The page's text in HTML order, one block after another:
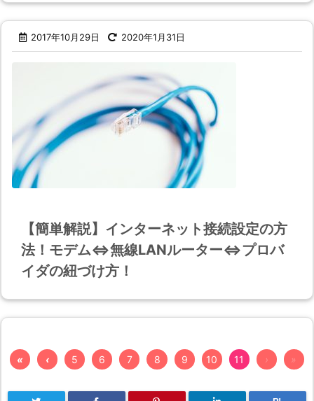
2017年10月29日 2020年1月31日
【簡単解説】インターネット接続設定の方
法！モデム⇔無線LANルーター⇔プロバ
イダの紐づけ方！
« ‹ 5 6 7 8 9 10 11 › »